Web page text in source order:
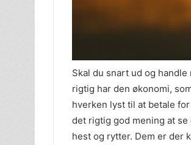
Skal du snart ud og
rigtig har den økonomi,
hverken lyst til at betale
det rigtig god mening at
hest og rytter. Dem er der